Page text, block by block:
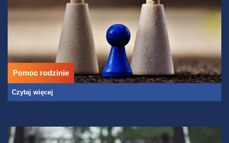
Pomoc rodzinie
Czytaj więcej